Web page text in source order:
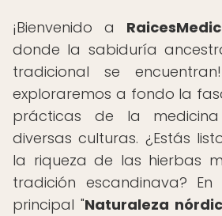
¡Bienvenido a
donde la sabiduría
tradicional se
exploraremos a fondo la
prácticas de la
diversas culturas. ¿Estás
la riqueza de las hierbas
tradición escandinava?
principal "Naturaleza